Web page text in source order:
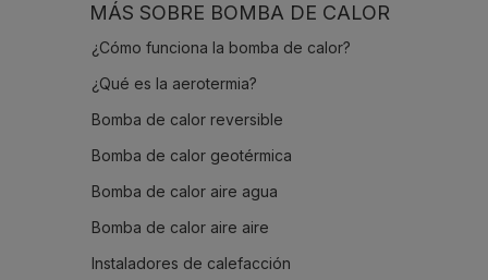
MÁS SOBRE BOMBA DE CALOR
¿Cómo funciona la bomba de calor?
¿Qué es la aerotermia?
Bomba de calor reversible
Bomba de calor geotérmica
Bomba de calor aire agua
Bomba de calor aire aire
Instaladores de calefacción